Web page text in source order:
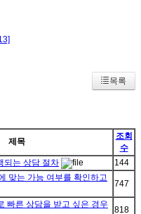
목록
제목
조회
수
되는 상담 절차 144
맞는 가능 여부를 확인하고
747
빠른 상담을 받고 싶은 경우
818